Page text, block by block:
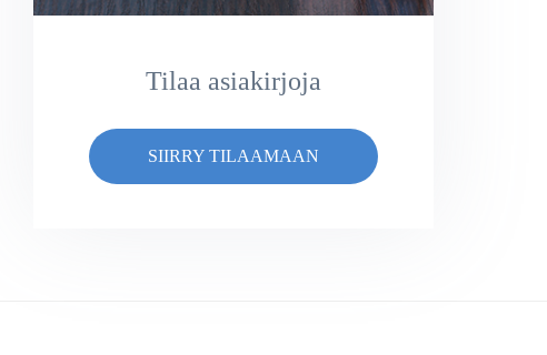
Tilaa asiakirjoja
SIIRRY TILAAMAAN